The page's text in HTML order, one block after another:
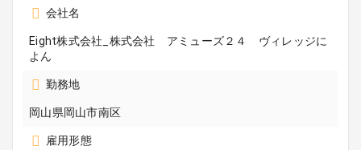
会社名
Eight株式会社_株式会社 アミューズ２４ ヴィレッジに
よん
勤務地
岡山県岡山市南区
雇用形態